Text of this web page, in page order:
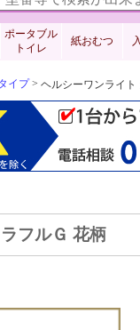
ポータブル
トイレ
紙おむつ
イプ> ヘルシーワンライト
フルＧ 花柄